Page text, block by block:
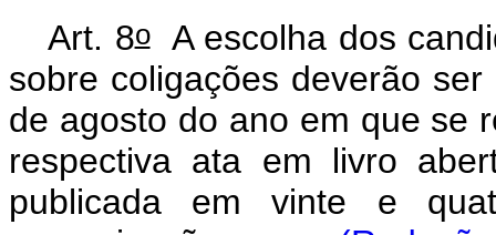
Art. 8oA escolha dos
sobre coligações deverão
de agosto do ano em que se
respectiva ata em livro
publicada em vinte e